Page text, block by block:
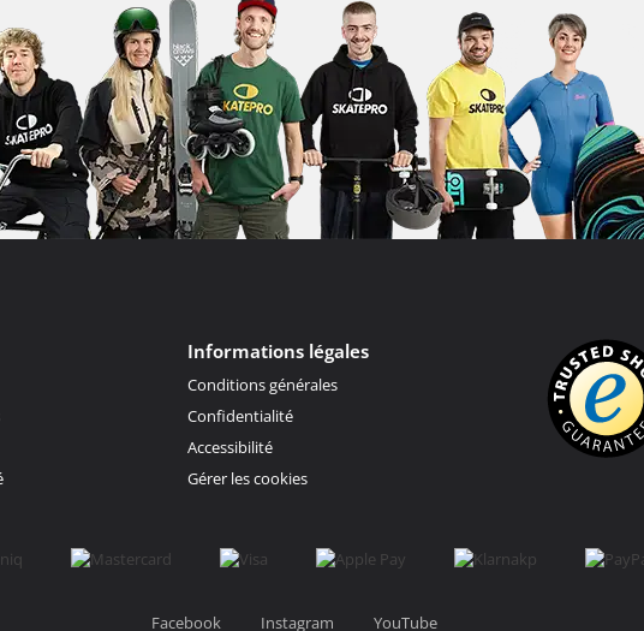
Informations légales
Conditions générales
Confidentialité
Accessibilité
Gérer les cookies
Facebook Instagram YouTube